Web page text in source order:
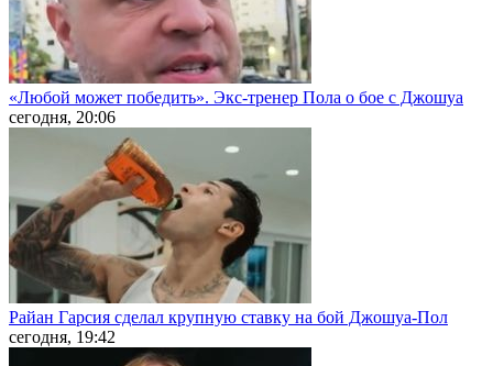
«Любой может победить». Экс-тренер Пола о бое с Джошуа
сегодня, 20:06
Райан Гарсия сделал крупную ставку на бой Джошуа-Пол
сегодня, 19:42